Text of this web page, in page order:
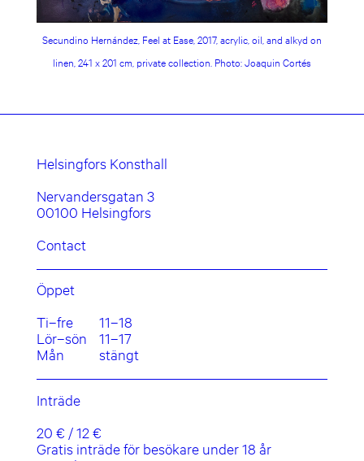
Secundino Hernández, Feel at Ease, 2017, acrylic, oil, and alkyd on
linen, 241 x 201 cm, private collection. Photo: Joaquin Cortés
Helsingfors Konsthall
Nervandersgatan 3
00100 Helsingfors
Contact
Öppet
Ti–fre
11–18
Lör–sön
11–17
Mån
stängt
Inträde
20 € / 12 €
Gratis inträde för besökare under 18 år